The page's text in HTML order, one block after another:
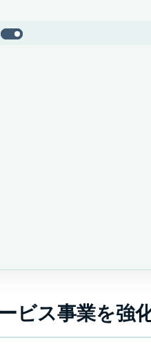
ビス事業を強